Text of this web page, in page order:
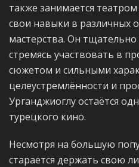
также занимается
свои навыки в различных
мастерства. Он
стремясь участвовать в
сюжетом и сильными
целеустремлённости и
Урганджиоглу остаётся
турецкого кино.
Несмотря на большую
старается держать свою